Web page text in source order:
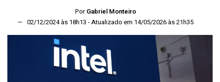
Por Gabriel Monteiro
02/12/2024 às 18h13 - Atualizado em 14/05/2026 às 21h35